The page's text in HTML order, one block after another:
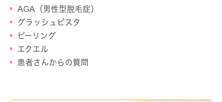
AGA（男性型脱毛症）
グラッシュビスタ
ピーリング
エクエル
患者さんからの質問